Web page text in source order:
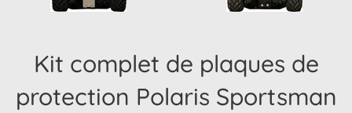
Kit complet de plaques de
protection Polaris Sportsman